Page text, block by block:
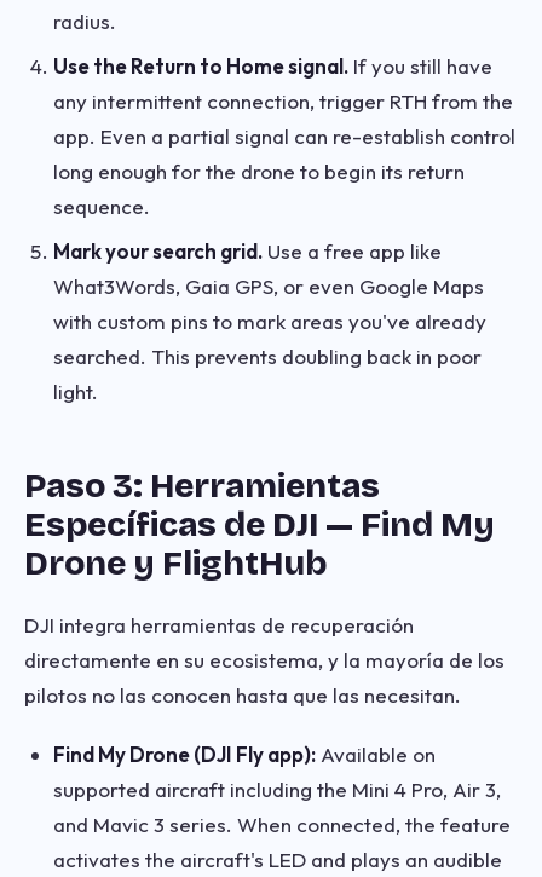
radius.
Use the Return to Home signal. If you still have
any intermittent connection, trigger RTH from the
app. Even a partial signal can re-establish control
long enough for the drone to begin its return
sequence.
Mark your search grid. Use a free app like
What3Words, Gaia GPS, or even Google Maps
with custom pins to mark areas you've already
searched. This prevents doubling back in poor
light.
Paso 3: Herramientas
Específicas de DJI — Find My
Drone y FlightHub
DJI integra herramientas de recuperación
directamente en su ecosistema, y la mayoría de los
pilotos no las conocen hasta que las necesitan.
Find My Drone (DJI Fly app): Available on
supported aircraft including the Mini 4 Pro, Air 3,
and Mavic 3 series. When connected, the feature
activates the aircraft's LED and plays an audible